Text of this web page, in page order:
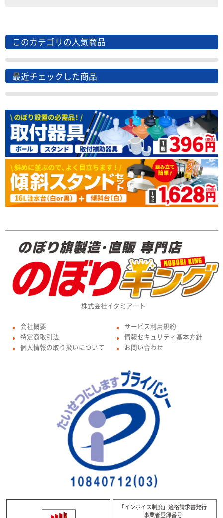
このカテゴリの人気商品
最近チェックした商品
株式会社イタミアート
● 会社概要
● 特定商取引法
● 個人情報の取り扱いについて
● サービス利用規約
● 情報セキュリティ基本方針
● お問い合わせ
「インボイス制度」適格請求書発行
事業者登録番号